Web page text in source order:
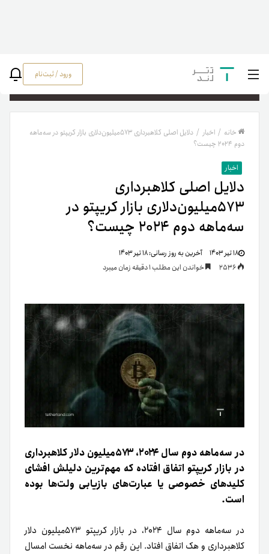
ورود / ثبت‌نام
خانه / اخبار /
دلایل اصلی کلاهبرداری ۵۷۳میلیون‌دلاری بازار کریپتو در سه‌ماهه
دوم ۲۰۲۴ چیست؟
اخبار
دلایل اصلی کلاهبرداری
۵۷۳میلیون‌دلاری بازار کریپتو در
سه‌ماهه دوم ۲۰۲۴ چیست؟
۱۸ تیر ۱۴۰۳ آخرین به روز رسانی:۱۸ تیر ۱۴۰۳
خواندن این مطلب 1 دقیقه زمان میبرد
در سه‌ماهه دوم سال ۲۰۲۴، ۵۷۳میلیون دلار کلاهبرداری
در بازار کریپتو اتفاق افتاده که مهم‌ترین دلیلش افشای
کلیدهای خصوصی یا عبارت‌های بازیابی ولت‌ها بوده
است.
در سه‌ماهه دوم سال ۲۰۲۴، در بازار کریپتو ۵۷۳میلیون دلار
کلاهبرداری و هک اتفاق افتاد. این رقم در سه‌ماهه نخست امسال